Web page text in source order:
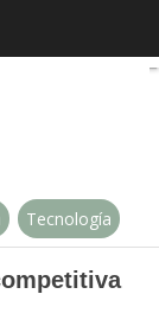
La ventaja
Tecnología